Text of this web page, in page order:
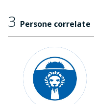
3 Persone correlate